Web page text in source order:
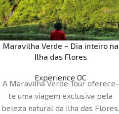
Maravilha Verde – Dia inteiro na
Ilha das Flores
Experience OC
A Maravilha Verde Tour oferece-
te uma viagem exclusiva pela
beleza natural da ilha das Flores.